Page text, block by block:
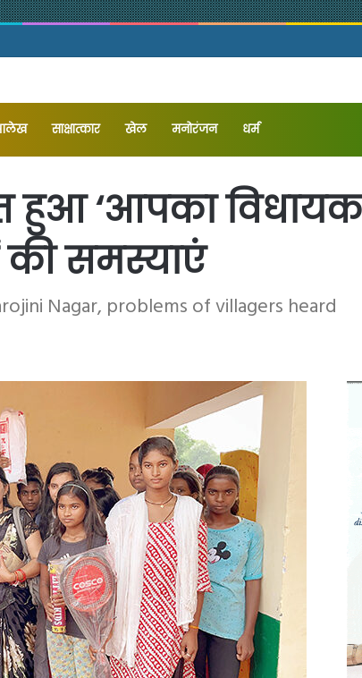
⁠साक्षात्कार खेल मनोरंजन धर्म
‘आपका विधायक
की समस्याएं
Nagar, problems of villagers heard